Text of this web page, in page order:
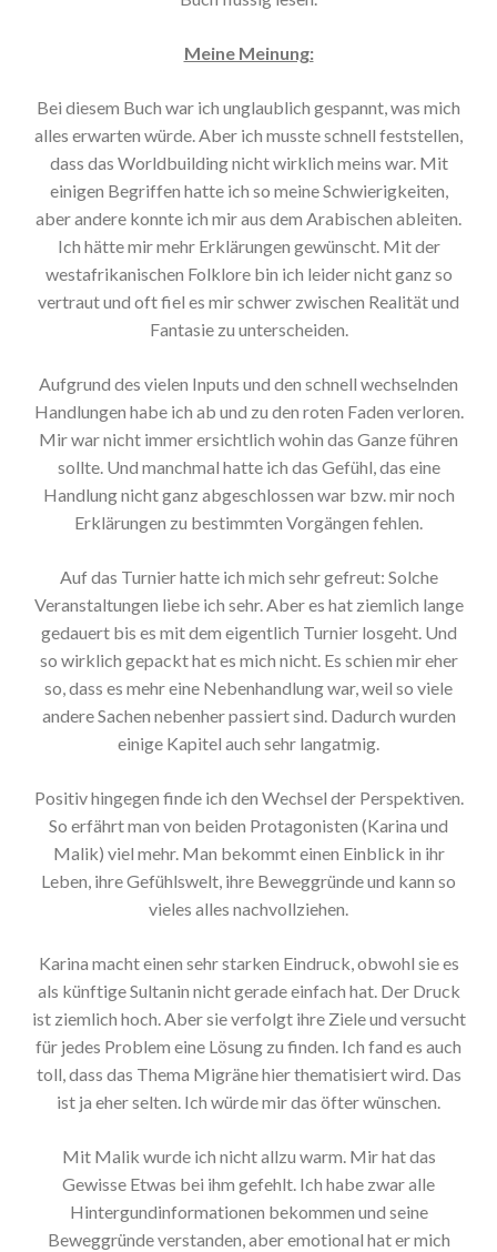
Meine Meinung:
Bei diesem Buch war ich unglaublich gespannt, was mich
alles erwarten würde. Aber ich musste schnell feststellen,
dass das Worldbuilding nicht wirklich meins war. Mit
einigen Begriffen hatte ich so meine Schwierigkeiten,
aber andere konnte ich mir aus dem Arabischen ableiten.
Ich hätte mir mehr Erklärungen gewünscht. Mit der
westafrikanischen Folklore bin ich leider nicht ganz so
vertraut und oft fiel es mir schwer zwischen Realität und
Fantasie zu unterscheiden.
Aufgrund des vielen Inputs und den schnell wechselnden
Handlungen habe ich ab und zu den roten Faden verloren.
Mir war nicht immer ersichtlich wohin das Ganze führen
sollte. Und manchmal hatte ich das Gefühl, das eine
Handlung nicht ganz abgeschlossen war bzw. mir noch
Erklärungen zu bestimmten Vorgängen fehlen.
Auf das Turnier hatte ich mich sehr gefreut: Solche
Veranstaltungen liebe ich sehr. Aber es hat ziemlich lange
gedauert bis es mit dem eigentlich Turnier losgeht. Und
so wirklich gepackt hat es mich nicht. Es schien mir eher
so, dass es mehr eine Nebenhandlung war, weil so viele
andere Sachen nebenher passiert sind. Dadurch wurden
einige Kapitel auch sehr langatmig.
Positiv hingegen finde ich den Wechsel der Perspektiven.
So erfährt man von beiden Protagonisten (Karina und
Malik) viel mehr. Man bekommt einen Einblick in ihr
Leben, ihre Gefühlswelt, ihre Beweggründe und kann so
vieles alles nachvollziehen.
Karina macht einen sehr starken Eindruck, obwohl sie es
als künftige Sultanin nicht gerade einfach hat. Der Druck
ist ziemlich hoch. Aber sie verfolgt ihre Ziele und versucht
für jedes Problem eine Lösung zu finden. Ich fand es auch
toll, dass das Thema Migräne hier thematisiert wird. Das
ist ja eher selten. Ich würde mir das öfter wünschen.
Mit Malik wurde ich nicht allzu warm. Mir hat das
Gewisse Etwas bei ihm gefehlt. Ich habe zwar alle
Hintergundinformationen bekommen und seine
Beweggründe verstanden, aber emotional hat er mich